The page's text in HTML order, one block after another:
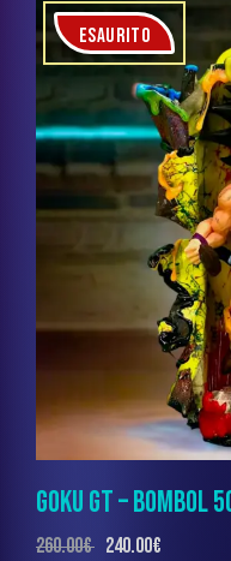
ESAURITO
GOKU GT – BOMBOL
260.00€ 240.00€